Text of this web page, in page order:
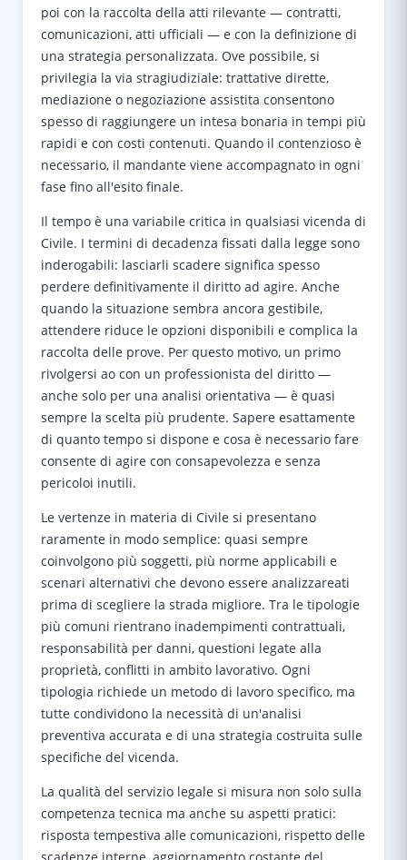
poi con la raccolta della atti rilevante — contratti,
comunicazioni, atti ufficiali — e con la definizione di
una strategia personalizzata. Ove possibile, si
privilegia la via stragiudiziale: trattative dirette,
mediazione o negoziazione assistita consentono
spesso di raggiungere un intesa bonaria in tempi più
rapidi e con costi contenuti. Quando il contenzioso è
necessario, il mandante viene accompagnato in ogni
fase fino all'esito finale.
Il tempo è una variabile critica in qualsiasi vicenda di
Civile. I termini di decadenza fissati dalla legge sono
inderogabili: lasciarli scadere significa spesso
perdere definitivamente il diritto ad agire. Anche
quando la situazione sembra ancora gestibile,
attendere riduce le opzioni disponibili e complica la
raccolta delle prove. Per questo motivo, un primo
rivolgersi ao con un professionista del diritto —
anche solo per una analisi orientativa — è quasi
sempre la scelta più prudente. Sapere esattamente
di quanto tempo si dispone e cosa è necessario fare
consente di agire con consapevolezza e senza
pericoloi inutili.
Le vertenze in materia di Civile si presentano
raramente in modo semplice: quasi sempre
coinvolgono più soggetti, più norme applicabili e
scenari alternativi che devono essere analizzareati
prima di scegliere la strada migliore. Tra le tipologie
più comuni rientrano inadempimenti contrattuali,
responsabilità per danni, questioni legate alla
proprietà, conflitti in ambito lavorativo. Ogni
tipologia richiede un metodo di lavoro specifico, ma
tutte condividono la necessità di un'analisi
preventiva accurata e di una strategia costruita sulle
specifiche del vicenda.
La qualità del servizio legale si misura non solo sulla
competenza tecnica ma anche su aspetti pratici:
risposta tempestiva alle comunicazioni, rispetto delle